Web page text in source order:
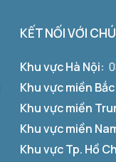
KẾT NỐI VỚI
Khu vực Hà Nội:
Khu vực miền
Khu vực miền
Khu vực miền
Khu vực Tp. Hồ